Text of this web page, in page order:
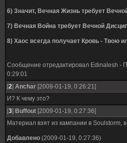
6) Значит, Вечная Жизнь требует
7) Вечная Война требует Вечной
8) Хаос всегда получает Кровь - Твою
Сообщение отредактировал Edinalesh -
0:29:01
[2] Anchar [2009-01-19, 0:26:21]
И? К чему это?
[3] Buffout [2009-01-19, 0:27:36]
Материал взят из кампании в Soulstorm,
Добавлено (2009-01-19, 0:27:36)